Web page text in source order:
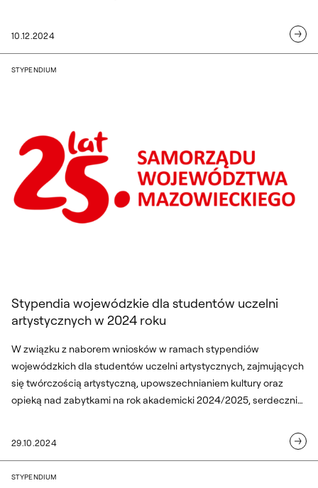
podsekretarza stanu w MKiDN. Uroczystość odbyła się na Zamku
10.12.2024
Stypendia wojewódzkie dla studentów
STYPENDIUM
Stypendia wojewódzkie dla studentów uczelni
artystycznych w 2024 roku
W związku z naborem wniosków w ramach stypendiów
wojewódzkich dla studentów uczelni artystycznych, zajmujących
się twórczością artystyczną, upowszechnianiem kultury oraz
opieką nad zabytkami na rok akademicki 2024/2025, serdecznie
29.10.2024
Stypendia Ministra Nauki dla wybitnych
STYPENDIUM